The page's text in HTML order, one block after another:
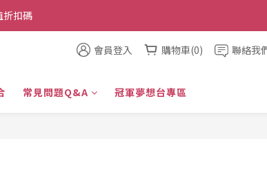
卷👈
折扣碼
會員登入 購物車(0) 聯絡我
常見問題Q&A 冠軍夢想台專區